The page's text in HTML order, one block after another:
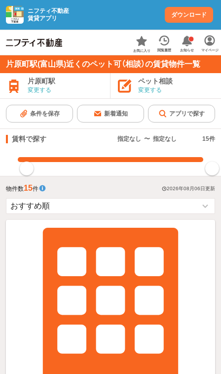
ニフティ不動産
賃貸アプリ
ダウンロード
お気に入り 閲覧履歴 お知らせ マイページ
片原町駅(富山県)近くのペット可（相談）の賃貸物件一覧
片原町駅
変更する
ペット相談
変更する
条件を保存 新着通知 アプリで探す
賃料で探す 指定なし 〜 指定なし 15件
物件数15件 2026年08月06日更新